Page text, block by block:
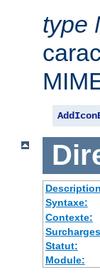
type
Syntaxe:
Contexte:
Statut:
Module: